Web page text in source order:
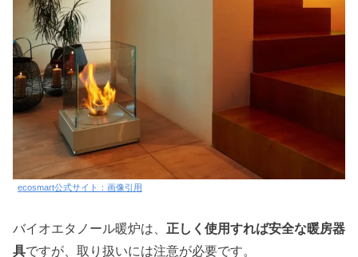
ecosmart公式サイト：画像引用
バイオエタノール暖炉は、 正しく使用すれば安全な暖房器
具ですが、取り扱いには注意が必要です。